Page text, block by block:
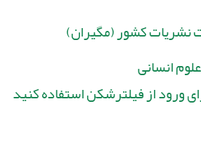
نشریات کشور (مگیران)
انسانی
ورود از فیلترشکن استفاده کنید